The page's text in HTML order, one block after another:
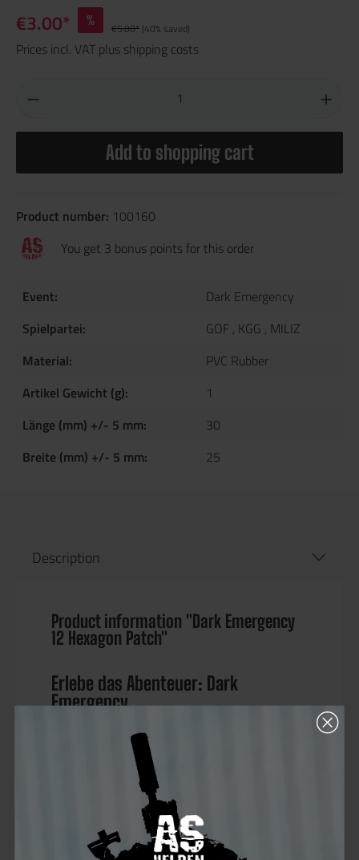
€3.00* % €5.00* (40% saved)
Prices incl. VAT plus shipping costs
Add to shopping cart
Product number: 100160
You get 3 bonus points for this order
Event:
Dark Emergency
Spielpartei:
GOF , KGG , MILIZ
Material:
PVC Rubber
Artikel Gewicht (g):
1
Länge (mm) +/- 5 mm:
30
Breite (mm) +/- 5 mm:
25
Description
Product information "Dark Emergency
12 Hexagon Patch"
Erlebe das Abenteuer: Dark
Emergency
Tauche ein in die Welt der Dark Emergency,
einem der größten und aufregendsten Airsoft-
Events in Europa! Jedes Jahr zieht dieses
spektakuläre Event Hunderte von Spielern auf
das Gelände in Mahlwinkel, wo Strategie, Taktik
und Teamgeist auf die Probe gestellt werden.
Auf der Dark Emergency erwarten dich